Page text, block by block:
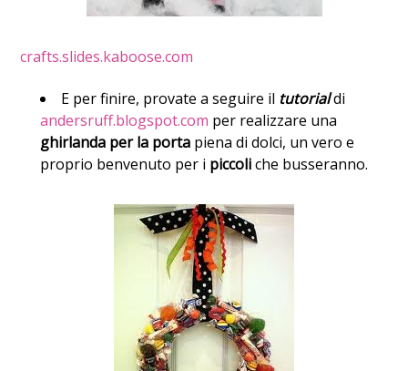
crafts.slides.kaboose.com
E per finire, provate a seguire il tutorialdi
andersruff.blogspot.com per realizzare una
ghirlanda per la portapiena di dolci, un vero e
proprio benvenuto per i piccoliche busseranno.